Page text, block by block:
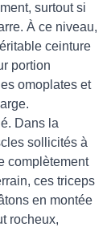
surtout si
À ce niveau,
ceinture
portion
omoplates et
Dans la
sollicités à
complètement
ces triceps
en montée
rocheux,